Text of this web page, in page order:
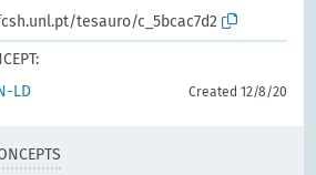
tesauro/c_5bcac7d2
LD Created 12/8/20